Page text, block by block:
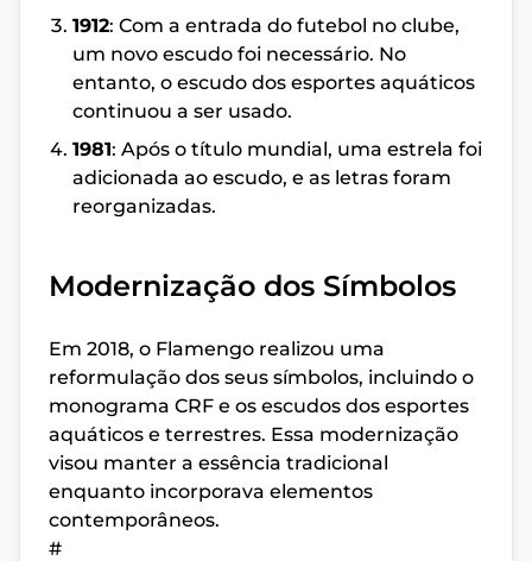
1912: Com a entrada do futebol no clube,
um novo escudo foi necessário. No
entanto, o escudo dos esportes aquáticos
continuou a ser usado.
1981: Após o título mundial, uma estrela foi
adicionada ao escudo, e as letras foram
reorganizadas.
Modernização dos Símbolos
Em 2018, o Flamengo realizou uma
reformulação dos seus símbolos, incluindo o
monograma CRF e os escudos dos esportes
aquáticos e terrestres. Essa modernização
visou manter a essência tradicional
enquanto incorporava elementos
contemporâneos.
#